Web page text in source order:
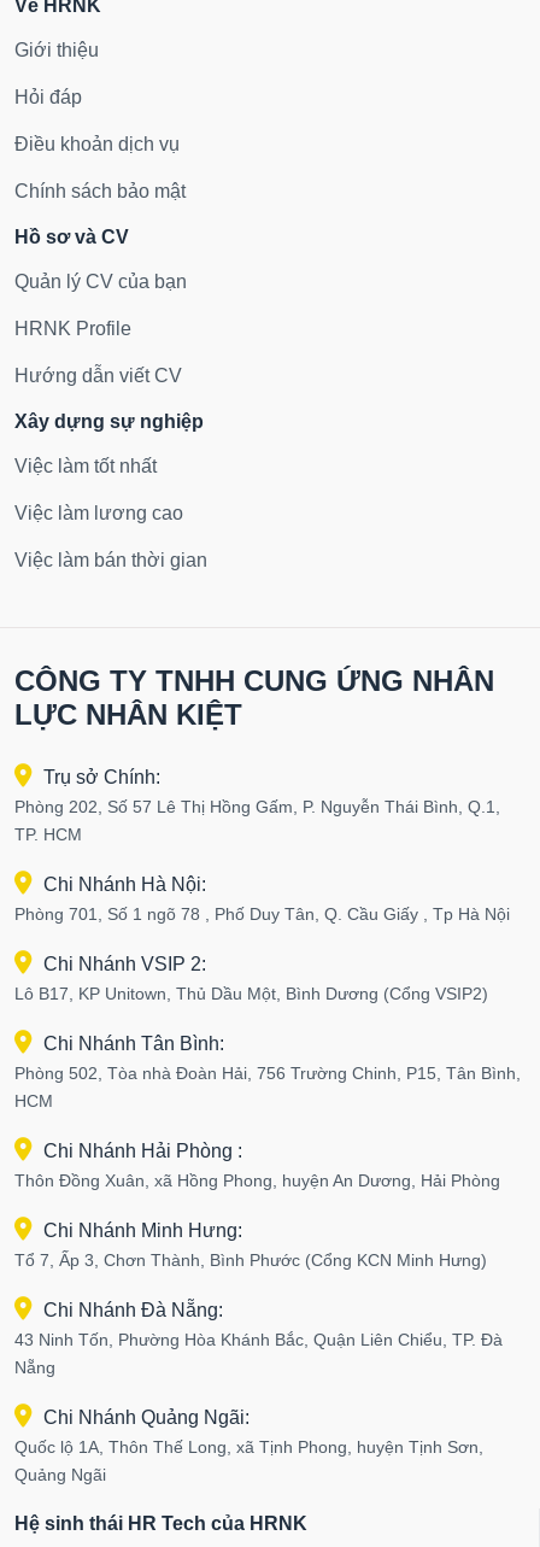
Về HRNK
Giới thiệu
Hỏi đáp
Điều khoản dịch vụ
Chính sách bảo mật
Hồ sơ và CV
Quản lý CV của bạn
HRNK Profile
Hướng dẫn viết CV
Xây dựng sự nghiệp
Việc làm tốt nhất
Việc làm lương cao
Việc làm bán thời gian
CÔNG TY TNHH CUNG ỨNG NHÂN
LỰC NHÂN KIỆT
Trụ sở Chính:
Phòng 202, Số 57 Lê Thị Hồng Gấm, P. Nguyễn Thái Bình, Q.1,
TP. HCM
Chi Nhánh Hà Nội:
Phòng 701, Số 1 ngõ 78 , Phố Duy Tân, Q. Cầu Giấy , Tp Hà Nội
Chi Nhánh VSIP 2:
Lô B17, KP Unitown, Thủ Dầu Một, Bình Dương (Cổng VSIP2)
Chi Nhánh Tân Bình:
Phòng 502, Tòa nhà Đoàn Hải, 756 Trường Chinh, P15, Tân Bình,
HCM
Chi Nhánh Hải Phòng :
Thôn Đồng Xuân, xã Hồng Phong, huyện An Dương, Hải Phòng
Chi Nhánh Minh Hưng:
Tổ 7, Ấp 3, Chơn Thành, Bình Phước (Cổng KCN Minh Hưng)
Chi Nhánh Đà Nẵng:
43 Ninh Tốn, Phường Hòa Khánh Bắc, Quận Liên Chiểu, TP. Đà
Nẵng
Chi Nhánh Quảng Ngãi:
Quốc lộ 1A, Thôn Thế Long, xã Tịnh Phong, huyện Tịnh Sơn,
Quảng Ngãi
Hệ sinh thái HR Tech của HRNK